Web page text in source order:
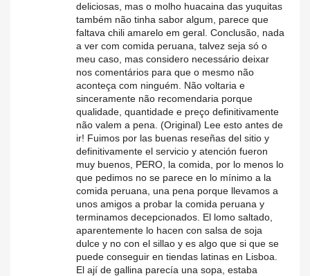
deliciosas, mas o molho huacaina das yuquitas
também não tinha sabor algum, parece que
faltava chili amarelo em geral. Conclusão, nada
a ver com comida peruana, talvez seja só o
meu caso, mas considero necessário deixar
nos comentários para que o mesmo não
aconteça com ninguém. Não voltaria e
sinceramente não recomendaria porque
qualidade, quantidade e preço definitivamente
não valem a pena. (Original) Lee esto antes de
ir! Fuimos por las buenas reseñas del sitio y
definitivamente el servicio y atención fueron
muy buenos, PERO, la comida, por lo menos lo
que pedimos no se parece en lo mínimo a la
comida peruana, una pena porque llevamos a
unos amigos a probar la comida peruana y
terminamos decepcionados. El lomo saltado,
aparentemente lo hacen con salsa de soja
dulce y no con el sillao y es algo que si que se
puede conseguir en tiendas latinas en Lisboa.
El ají de gallina parecía una sopa, estaba